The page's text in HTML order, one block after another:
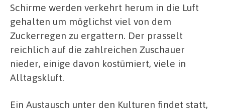
Schirme werden verkehrt herum in die Luft
gehalten um möglichst viel von dem
Zuckerregen zu ergattern. Der prasselt
reichlich auf die zahlreichen Zuschauer
nieder, einige davon kostümiert, viele in
Alltagskluft.
Ein Austausch unter den Kulturen findet statt,